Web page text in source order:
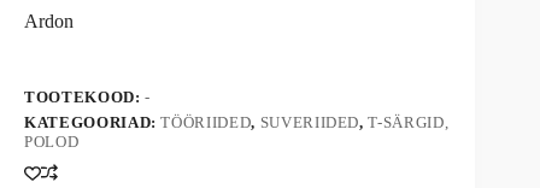
kogus
e
a
i
e
Ardon
TOOTEKOOD:-
KATEGOORIAD:TÖÖRIIDED, SUVERIIDED,T-SÄRGID,
POLOD